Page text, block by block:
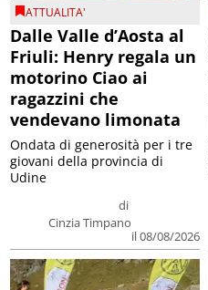
ATTUALITA'
Dalle Valle d’Aosta al
Friuli: Henry regala un
motorino Ciao ai
ragazzini che
vendevano limonata
di
Cinzia Timpano
il 08/08/2026
Ondata di generosità per i tre
giovani della provincia di
Udine